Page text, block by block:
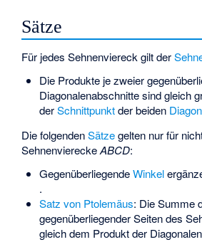
Sätze
Für jedes Sehnenviereck gilt der
Die Produkte je zweier
Diagonalenabschnitte sind gleich
derSchnittpunktder beiden
Die folgendenSätzegelten nur für
SehnenviereckeABCD:
GegenüberliegendeWinkel
.
Satz von Ptolemäus: Die Summe
gegenüberliegender Seiten des
gleich dem Produkt der